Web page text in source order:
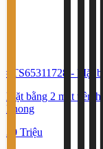
#TS65311728 - Mặt
Mặt bằng 2 mặt tiền
Phong
30 Triệu